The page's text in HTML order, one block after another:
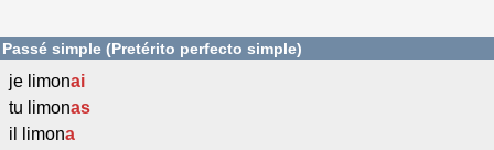
Passé simple (Pretérito perfecto simple)
je limonai
tu limonas
il limona